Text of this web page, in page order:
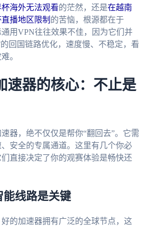
海外无法观看的茫然，还是在越南
播地区限制 的苦恼，根源都在于
用VPN往往效果不佳，因为它们并
回国链路优化，速度慢、不稳定，看
。
速器的核心：不止是
器，绝不仅仅是帮你“翻回去”。它需
安全的专属通道。这里有几个你必
直接决定了你的观赛体验是畅快还
能线路是关键
的加速器拥有广泛的全球节点，这